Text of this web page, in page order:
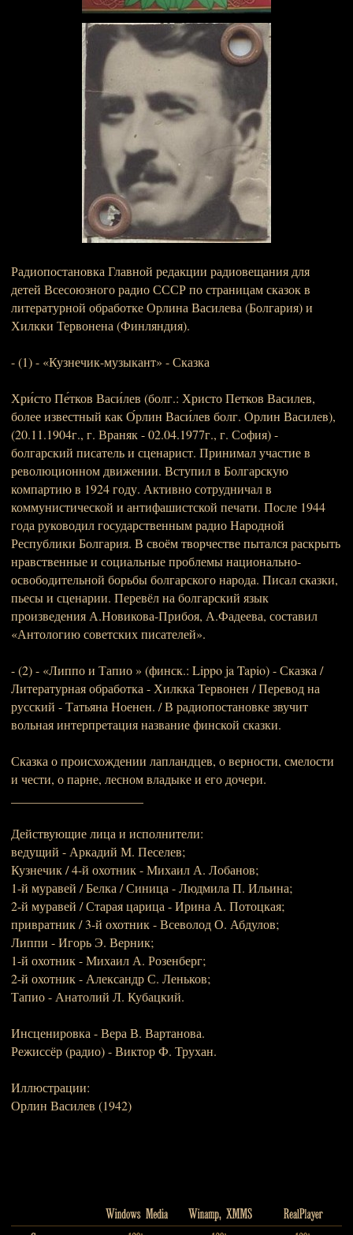
Радиопостановка Главной редакции радиовещания для
детей Всесоюзного радио СССР по страницам сказок в
литературной обработке Орлина Василева (Болгария) и
Хилкки Тервонена (Финляндия).
- (1) - «Кузнечик-музыкант» - Сказка
Хри́сто Пе́тков Васи́лев (болг.: Христо Петков Василев,
более известный как О́рлин Васи́лев болг. Орлин Василев),
(20.11.1904г., г. Враняк - 02.04.1977г., г. София) -
болгарский писатель и сценарист. Принимал участие в
революционном движении. Вступил в Болгарскую
компартию в 1924 году. Активно сотрудничал в
коммунистической и антифашистской печати. После 1944
года руководил государственным радио Народной
Республики Болгария. В своём творчестве пытался раскрыть
нравственные и социальные проблемы национально-
освободительной борьбы болгарского народа. Писал сказки,
пьесы и сценарии. Перевёл на болгарский язык
произведения А.Новикова-Прибоя, А.Фадеева, составил
«Антологию советских писателей».
- (2) - «Липпо и Тапио » (финск.: Lippo ja Tapio) - Сказка /
Литературная обработка - Хилкка Тервонен / Перевод на
русский - Татьяна Ноенен. / В радиопостановке звучит
вольная интерпретация название финской сказки.
Сказка о происхождении лапландцев, о верности, смелости
и чести, о парне, лесном владыке и его дочери.
Действующие лица и исполнители:
ведущий - Аркадий М. Песелев;
Кузнечик / 4-й охотник - Михаил А. Лобанов;
1-й муравей / Белка / Синица - Людмила П. Ильина;
2-й муравей / Старая царица - Ирина А. Потоцкая;
привратник / 3-й охотник - Всеволод О. Абдулов;
Липпи - Игорь Э. Верник;
1-й охотник - Михаил А. Розенберг;
2-й охотник - Александр С. Леньков;
Тапио - Анатолий Л. Кубацкий.
Инсценировка - Вера В. Вартанова.
Режиссёр (радио) - Виктор Ф. Трухан.
Иллюстрации:
Орлин Василев (1942)